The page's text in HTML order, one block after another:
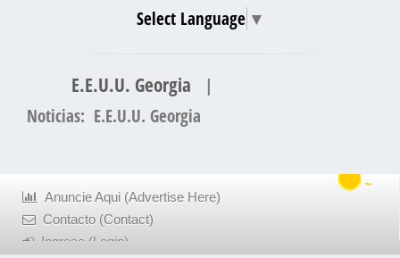
Select Language ▼
E.E.U.U. Georgia
|
Noticias: E.E.U.U. Georgia
Anuncie Aqui (Advertise Here)
Contacto (Contact)
Ingrese (Login)